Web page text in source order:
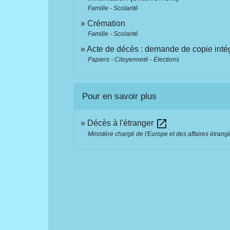
Famille - Scolarité
Crémation
Famille - Scolarité
Acte de décès : demande de copie
Papiers - Citoyenneté - Élections
Pour en savoir plus
Décès à l'étranger open_in_new
Ministère chargé de l'Europe et des affaires